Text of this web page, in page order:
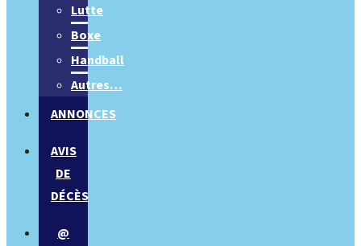
Lutte
Boxe
Handball
Autres…
ANNONCES
AVIS
DE
DÉCÈS
@